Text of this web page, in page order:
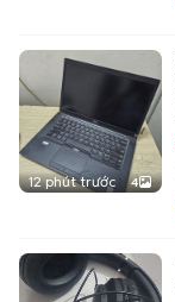
12 phút trước 4